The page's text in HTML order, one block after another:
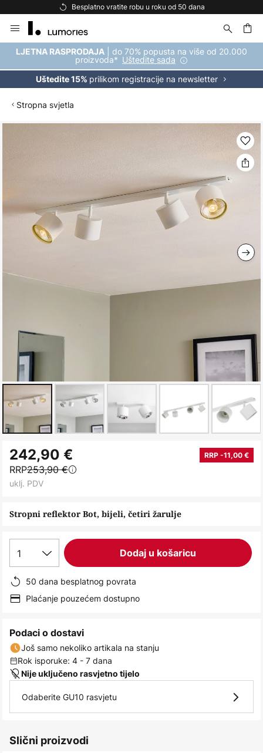
Besplatno vratite robu u roku od 50 dana
to
Content
LJETNA RASPRODAJA | do 70% popusta na više od 20.000
proizvoda* Uštedite sada
Uštedite 15% prilikom registracije na newsletter
Stropna svjetla
the
the
images
to
the
beginning
the
Stropni reflektor Bot, bijeli, četiri žarulje
242,90 € RRP -11,00 €
RRP253,90 €
uklj. PDV
1 Dodaj u košaricu
50 dana besplatnog povrata
Plaćanje pouzećem dostupno
Podaci o dostavi
Još samo nekoliko artikala na stanju
Rok isporuke: 4 - 7 dana
Nije uključeno rasvjetno tijelo
Odaberite GU10 rasvjetu
Slični proizvodi